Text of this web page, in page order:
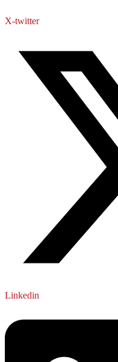
X-twitter
Linkedin